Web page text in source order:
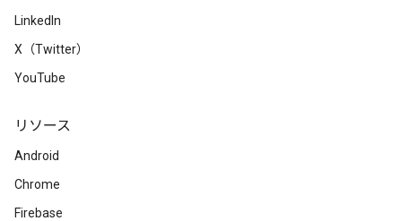
LinkedIn
X（Twitter）
YouTube
リソース
Android
Chrome
Firebase